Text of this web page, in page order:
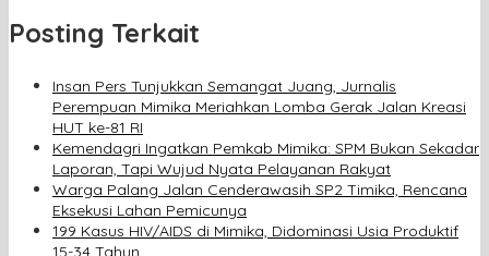
Posting Terkait
Insan Pers Tunjukkan Semangat Juang, Jurnalis
Perempuan Mimika Meriahkan Lomba Gerak Jalan Kreasi
HUT ke-81 RI
Kemendagri Ingatkan Pemkab Mimika: SPM Bukan Sekadar
Laporan, Tapi Wujud Nyata Pelayanan Rakyat
Warga Palang Jalan Cenderawasih SP2 Timika, Rencana
Eksekusi Lahan Pemicunya
199 Kasus HIV/AIDS di Mimika, Didominasi Usia Produktif
15-34 Tahun